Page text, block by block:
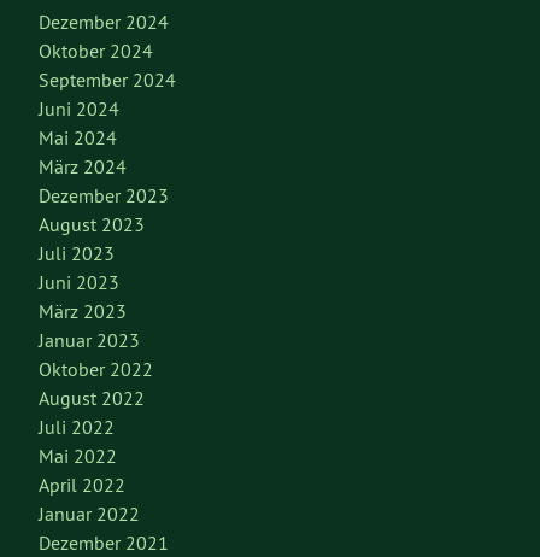
Dezember 2024
Oktober 2024
September 2024
Juni 2024
Mai 2024
März 2024
Dezember 2023
August 2023
Juli 2023
Juni 2023
März 2023
Januar 2023
Oktober 2022
August 2022
Juli 2022
Mai 2022
April 2022
Januar 2022
Dezember 2021